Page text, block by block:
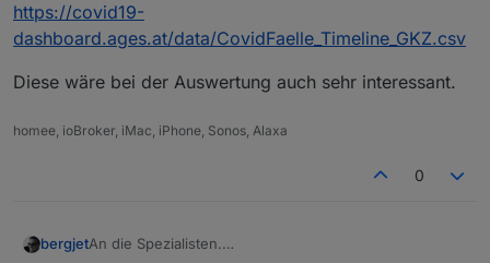
https://covid19-
dashboard.ages.at/data/CovidFaelle_Timeline_GKZ.csv
Diese wäre bei der Auswertung auch sehr interessant.
homee, ioBroker, iMac, iPhone, Sonos, Alaxa
0
bergjetAn die Spezialisten.